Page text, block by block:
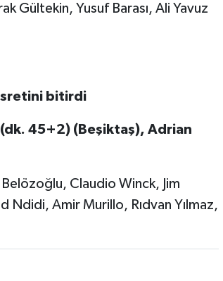
Gültekin, Yusuf Barası, Ali Yavuz
45+2) (Beşiktaş), Adrian
Claudio Winck, Jim
Ndidi, Amir Murillo, Rıdvan Yılmaz,